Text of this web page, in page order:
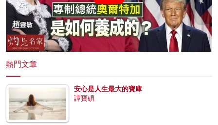
熱門文章
安心是人生最大的寶庫
譚寶碩